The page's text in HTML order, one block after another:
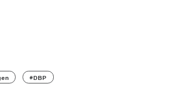
#DBP